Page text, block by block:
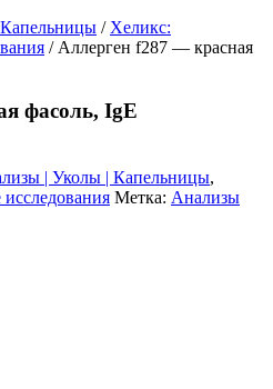
/ Хеликс:
/ Аллерген f287 — красная
фасоль, IgE
| Уколы | Капельницы,
Метка: Анализы